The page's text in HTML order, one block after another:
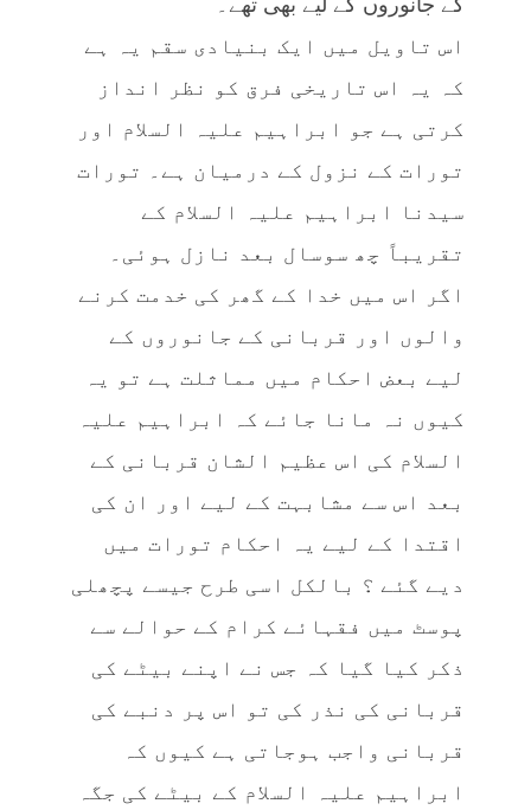
اس تاویل میں ایک بنیادی سقم یہ ہے
کہ یہ اس تاریخی فرق کو نظر انداز
کرتی ہے جو ابراہیم علیہ السلام اور
تورات کے نزول کے درمیان ہے۔ تورات
سیدنا ابراہیم علیہ السلام کے
تقریباً چھ سوسال بعد نازل ہوئی۔
اگر اس میں خدا کے گھر کی خدمت کرنے
والوں اور قربانی کے جانوروں کے
لیے بعض احکام میں مماثلت ہے تو یہ
کیوں نہ مانا جائے کہ ابراہیم علیہ
السلام کی اس عظیم الشان قربانی کے
بعد اس سے مشابہت کے لیے اور ان کی
اقتدا کے لیے یہ احکام تورات میں
دیے گئے ؟ بالکل اسی طرح جیسے پچھلی
پوسٹ میں فقہائے کرام کے حوالے سے
ذکر کیا گیا کہ جس نے اپنے بیٹے کی
قربانی کی نذر کی تو اس پر دنبے کی
قربانی واجب ہوجاتی ہے کیوں کہ
ابراہیم علیہ السلام کے بیٹے کی جگہ